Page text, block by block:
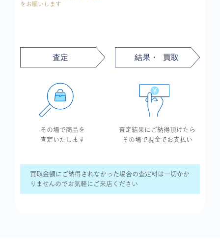
をお願いします
その場で商品を
査定いたします
査定結果に ご納得頂けたら
その場で現金で お支払い
買取金額にご納得されなかった場合の査定料は一切かか
りませんのでお気軽にご来店ください